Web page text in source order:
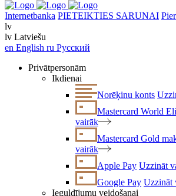
Internetbanka PIETEIKTIES SARUNAI
lv
lv Latviešu
en English ru Русский
Privātpersonām
Ikdienai
Norēķinu konts
Mastercard World
vairāk
Mastercard Gold
vairāk
Apple Pay Uzzināt
Google Pay Uzzināt
Ieguldījumu veidošanai